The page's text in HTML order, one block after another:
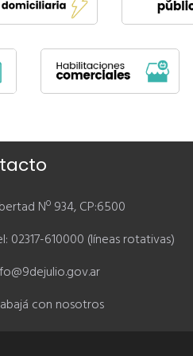
Nº 934, CP:6500
02317-610000 (líneas rotativas)
con nosotros